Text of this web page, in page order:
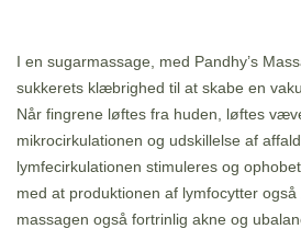
I en sugarmassage, med Pandhy’s
sukkerets klæbrighed til at skabe en
Når fingrene løftes fra huden, løftes
mikrocirkulationen og udskillelse af
lymfecirkulationen stimuleres og
med at produktionen af lymfocytter
massagen også fortrinlig akne og